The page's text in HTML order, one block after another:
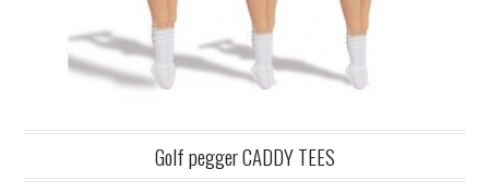
Golf pegger CADDY TEES